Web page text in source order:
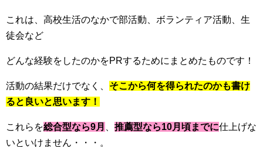
これは、高校生活のなかで部活動、ボランティア活動、生
徒会など
どんな経験をしたのかをPRするためにまとめたものです！
活動の結果だけでなく、 そこから何を得られたのかも書け
ると良いと思います！
これらを総合型なら9月 推薦型なら10月頃までに仕上げな
いといけません・・・。